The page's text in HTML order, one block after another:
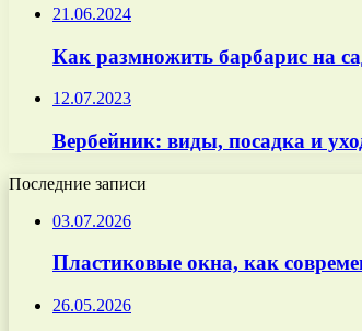
21.06.2024
Как размножить барбарис на
12.07.2023
Вербейник: виды, посадка и
Последние записи
03.07.2026
Пластиковые окна, как
26.05.2026